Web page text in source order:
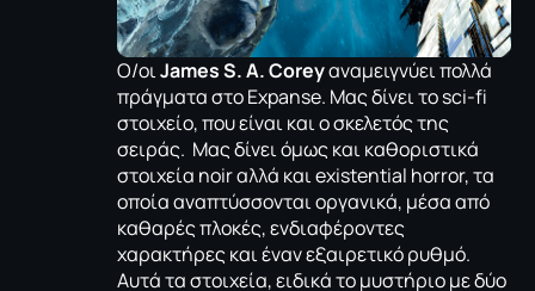
Ο/οιJames S. A. Coreyαναμειγνύει πολλά
πράγματα στο Expanse. Μας δίνει το sci-fi
στοιχείο, που είναι και ο σκελετός της
σειράς. Μας δίνει όμως και καθοριστικά
στοιχεία noir αλλά και existential horror, τα
οποία αναπτύσσονται οργανικά, μέσα από
καθαρές πλοκές, ενδιαφέροντες
χαρακτήρες και έναν εξαιρετικό ρυθμό.
Αυτά τα στοιχεία, ειδικά το μυστήριο με δύο